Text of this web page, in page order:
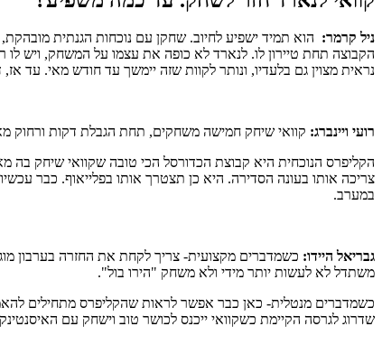
ניל קרמר: הוא תמיד ישפיע לחיוב. שחקן עם נוכחות הגנתית
נראית מצוין גם בלעדיו, ונותר לקוות שזה יימשך עד חודש מאי. עד
רועי ויינברג: קוואי שיחק חמישה משחקים, תחת הגבלת דקות ורחוק מאוד מהשיא. הוא עוד לא
צריכה אותו בעונה הסדירה. היא כן תצטרך אותו בפלייאוף. כבר
במערב.
גבריאל היידו:
משתדל לא לעשות יותר מידי ולא משחק "הירו בול".
שדרוג לגרסה הקיימת כשקוואי ייכנס לכושר טוב וישחק עם